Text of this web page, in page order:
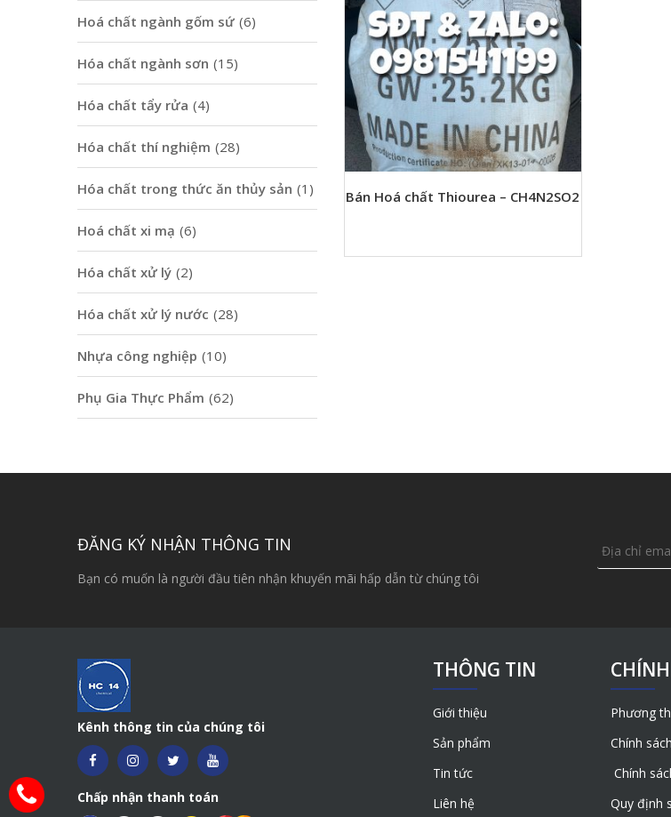
Bán Hoá chất Thiourea – CH4N2SO2
Hoá chất ngành gốm sứ (6)
Hóa chất ngành sơn (15)
Hóa chất tẩy rửa (4)
Hóa chất thí nghiệm (28)
Hóa chất trong thức ăn thủy sản (1)
Hoá chất xi mạ (6)
Hóa chất xử lý (2)
Hóa chất xử lý nước (28)
Nhựa công nghiệp (10)
Phụ Gia Thực Phẩm (62)
ĐĂNG KÝ NHẬN THÔNG TIN
Bạn có muốn là người đầu tiên nhận khuyến mãi hấp dẫn từ chúng tôi
Kênh thông tin của chúng tôi
Chấp nhận thanh toán
THÔNG TIN
Giới thiệu
Sản phẩm
Tin tức
Liên hệ
Phương
Chính
Chính
Quy định